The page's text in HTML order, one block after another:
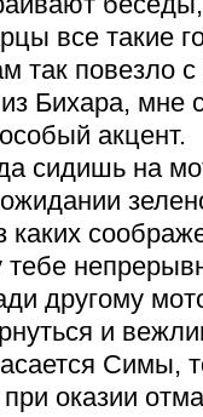
все такие
так повезло
Бихара, мне
акцент.
сидишь на
каких
другому
и
Симы,
оказии